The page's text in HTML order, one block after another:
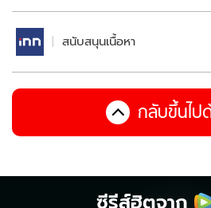
สนับสนุนเนื้อหา
กลับขึ้นไป
ซีรีส์ฮิตจาก